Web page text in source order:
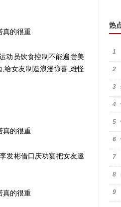
动员饮食控制不能遍尝美
给女友制造浪漫惊喜,难怪
发彬借口庆功宴把女友邀
热
1
2
3
4
5
6
7
8
9